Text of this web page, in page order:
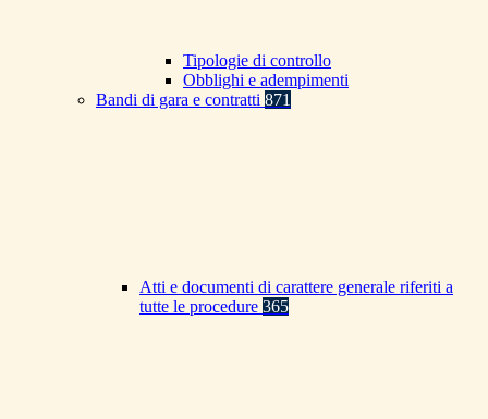
Tipologie di controllo
Obblighi e adempimenti
Bandi di gara e contratti 871
Atti e documenti di carattere generale riferiti a
tutte le procedure 365